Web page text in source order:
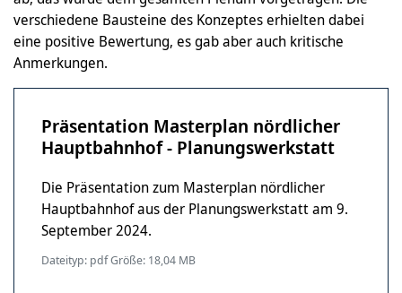
verschiedene Bausteine des Konzeptes erhielten dabei
eine positive Bewertung, es gab aber auch kritische
Anmerkungen.
Präsentation Masterplan nördlicher
Hauptbahnhof - Planungswerkstatt
Die Präsentation zum Masterplan nördlicher
Hauptbahnhof aus der Planungswerkstatt am 9.
September 2024.
Dateityp: pdf Größe: 18,04 MB